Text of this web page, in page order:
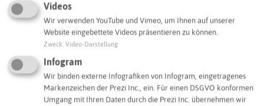
unserem Mobilitätsentwicklungskonzept, das derzeit
erarbeitet wird. Eine attraktive und sichere
Radinfrastruktur bildet eine der Grundlagen des
Konzeptes. Begleitet wird das Thema auch durch eine
offensive Öffentlichkeitsarbeit.
Webseite
Videos
Wir verwenden YouTube und Vimeo, um Ihnen auf unserer
Website eingebettete Videos präsentieren zu können.
Zweck Video-Darstellung
Infogram
Wir binden externe Infografiken von Infogram, eingetragenes
Markenzeichen der Prezi Inc., ein. Für einen DSGVO konformen
Umgang mit Ihren Daten durch die Prezi Inc. übernehmen wir